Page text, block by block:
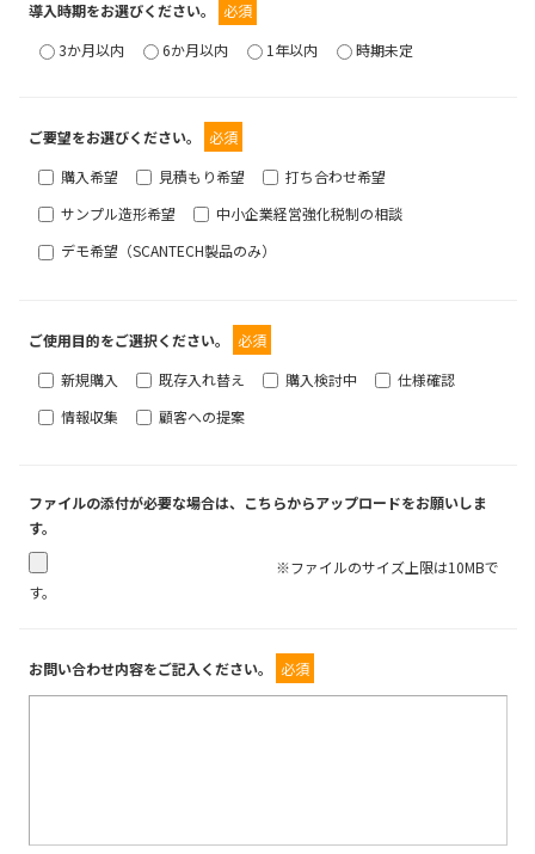
導入時期をお選びください。
必須
3か月以内
6か月以内 1年以内 時期未定
ご要望をお選びください。
必須
購入希望
見積もり希望
打ち合わせ希望
サンプル造形希望
中小企業経営強化税制の相談
デモ希望（SCANTECH製品のみ）
ご使用目的をご選択ください。
必須
新規購入
既存入れ替え 購入検討中
仕様確認
情報収集
顧客への提案
ファイルの添付が必要な場合は、こちらからアップロードをお願いしま
す。
※ファイルのサイズ上限は10MBで
す。
お問い合わせ内容をご記入ください。 必須